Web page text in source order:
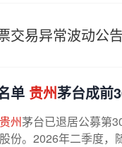
交易异常波动公
单 贵州茅台成前
贵州茅台已退居公募第
份。2026年二季度